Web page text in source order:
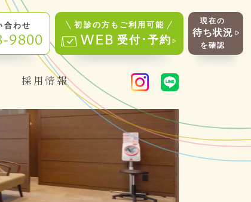
合わせ
9800
初診の方もご利用可能
受付･予約
現在の
待ち状況
を確認
採用情報